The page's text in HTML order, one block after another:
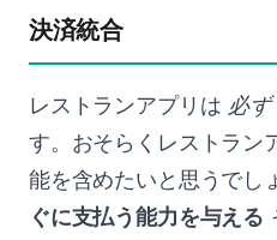
決済統合
レストランアプリは 必ず
す。おそらくレストラン
能を含めたいと思うでし
ぐに支払う能力を与える